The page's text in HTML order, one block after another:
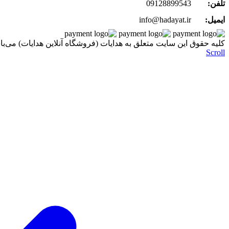
تلفن:
09128899543
ایمیل:
info@hadayat.ir
کليه حقوق اين سايت متعلق به هدایات (فروشگاه آنلاین هدایات)
Scroll